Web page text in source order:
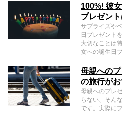
100%! 彼
プレゼント
サプライズや
日プレゼント
大切なことは
女への誕生日
母親への
の旅行がお
母親へのプレ
らない、そん
です。実際に